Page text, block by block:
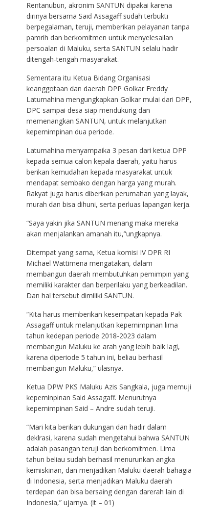
Rentanubun, akronim SANTUN dipakai karena
dirinya bersama Said Assagaff sudah terbukti
berpegalaman, teruji, memberikan pelayanan tanpa
pamrih dan berkomitmen untuk menyelesailan
persoalan di Maluku, serta SANTUN selalu hadir
ditengah-tengah masyarakat.
Sementara itu Ketua Bidang Organisasi
keanggotaan dan daerah DPP Golkar Freddy
Latumahina mengungkapkan Golkar mulai dari DPP,
DPC sampai desa siap mendukung dan
memenangkan SANTUN, untuk melanjutkan
kepemimpinan dua periode.
Latumahina menyampaika 3 pesan dari ketua DPP
kepada semua calon kepala daerah, yaitu harus
berikan kemudahan kepada masyarakat untuk
mendapat sembako dengan harga yang murah.
Rakyat juga harus diberikan perumahan yang layak,
murah dan bisa dihuni, serta perluas lapangan kerja.
“Saya yakin jika SANTUN menang maka mereka
akan menjalankan amanah itu,”ungkapnya.
Ditempat yang sama, Ketua komisi IV DPR RI
Michael Wattimena mengatakan, dalam
membangun daerah membutuhkan pemimpin yang
memiliki karakter dan berperilaku yang berkeadilan.
Dan hal tersebut dimiliki SANTUN.
“Kita harus memberikan kesempatan kepada Pak
Assagaff untuk melanjutkan kepemimpinan lima
tahun kedepan periode 2018-2023 dalam
membangun Maluku ke arah yang lebih baik lagi,
karena diperiode 5 tahun ini, beliau berhasil
membangun Maluku,” ulasnya.
Ketua DPW PKS Maluku Azis Sangkala, juga memuji
kepeminpinan Said Assagaff. Menurutnya
kepemimpinan Said – Andre sudah teruji.
“Mari kita berikan dukungan dan hadir dalam
deklrasi, karena sudah mengetahui bahwa SANTUN
adalah pasangan teruji dan berkomitmen. Lima
tahun beliau sudah berhasil menurunkan angka
kemiskinan, dan menjadikan Maluku daerah bahagia
di Indonesia, serta menjadikan Maluku daerah
terdepan dan bisa bersaing dengan darerah lain di
Indonesia,” ujarnya. (it – 01)